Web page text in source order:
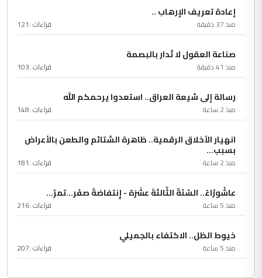
إعادة تعريف الإرهاب ..
منذ 37 دقيقة قراءات :121
صناعة العقول لا تُدار بالبصمة
منذ 41 دقيقة قراءات :103
رسالة إلى شيعة العراق.. استعدوا يرحمكم الله
منذ 2 ساعة قراءات :148
انهيار الأخلاق الرقمية.. ظاهرة الشتائم والطعن بالأعراض
بسبب...
منذ 2 ساعة قراءات :181
عاشُورْاءُ.. السّنَةُ الثّالثةَ عشَرَة - إِنتفاضةُ صفَر…تمرّ...
منذ 5 ساعة قراءات :216
خيوط الظل.. الاكتفاء بالجميلي
منذ 5 ساعة قراءات :207